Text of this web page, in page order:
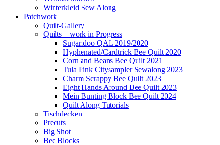
Winterkleid Sew Along
Patchwork
Quilt-Gallery
Quilts – work in Progress
Sugaridoo QAL 2019/2020
Hyphenated/Cardtrick Bee Quilt 2020
Corn and Beans Bee Quilt 2021
Tula Pink Citysampler Sewalong 2023
Charm Scrappy Bee Quilt 2023
Eight Hands Around Bee Quilt 2023
Mein Bunting Block Bee Quilt 2024
Quilt Along Tutorials
Tischdecken
Precuts
Big Shot
Bee Blocks